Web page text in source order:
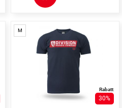
M
Rabatt
30%